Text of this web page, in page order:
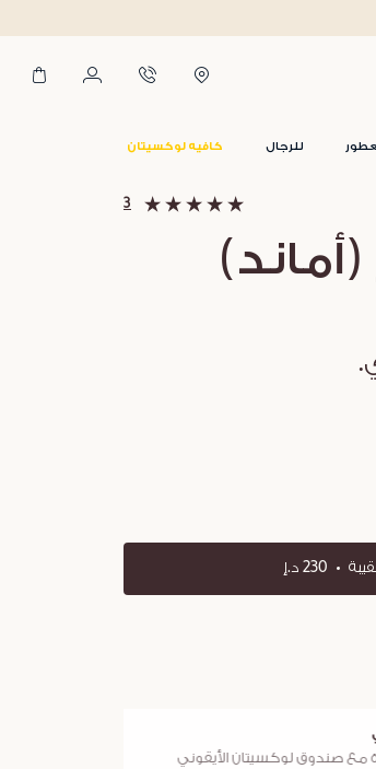
للرجال كافيه لوكسيتان
3
230 د.إ
صندوق لوكسيتان الأيقوني